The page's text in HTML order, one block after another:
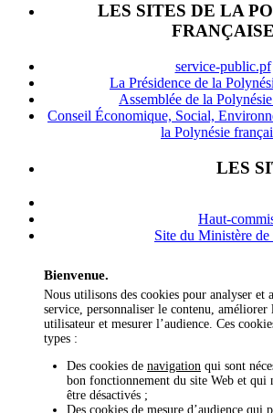
LES SITES DE LA
FRANÇAISE
service-public.pf
La Présidence de la
Assemblée de la
Conseil Économique, Social,
la Polynésie
LES
Haut-
Site du Ministère
Bienvenue.
Nous utilisons des cookies pour analyser et
service, personnaliser le contenu, améliorer
utilisateur et mesurer l’audience. Ces
types :
Des cookies de navigation qui sont
bon fonctionnement du site Web et qui
être désactivés ;
Des cookies de mesure d’audience qui